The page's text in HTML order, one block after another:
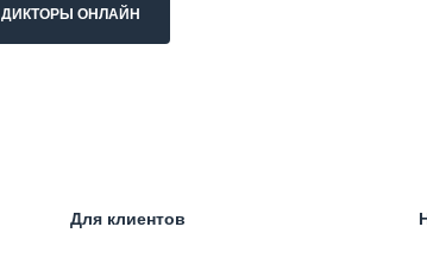
ДИКТОРЫ ОНЛАЙН
Для клиентов